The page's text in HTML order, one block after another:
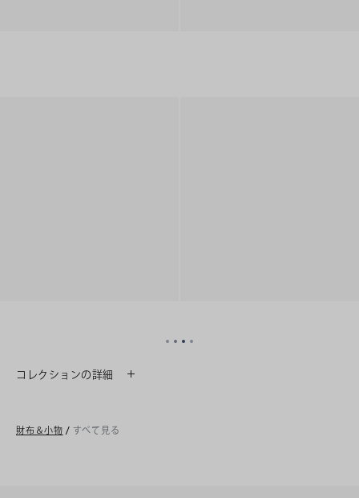
コレクションの詳細
財布＆小物 / すべて見る